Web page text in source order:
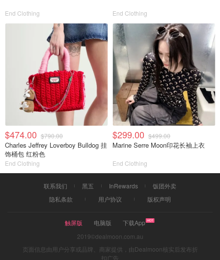
End Clothing End Clothing
$474.00 $790.00
Charles Jeffrey Loverboy Bulldog 挂
饰桶包 红粉色
End Clothing
$299.00 $499.00
Marine Serre Moon印花长袖上衣
End Clothing
联系我们 黑五 InRewards
饭团外卖
隐私条款
用户协议 版权声明
触屏版 电脑版
下载App
2019©dealmoon.com.au
页面信息由用户分享或品牌、商家提供，由Dealmoon核实后发布折
扣广告